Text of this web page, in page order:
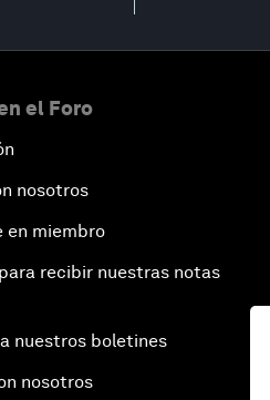
el Foro
nosotros
en miembro
recibir nuestras notas
nuestros boletines
nosotros